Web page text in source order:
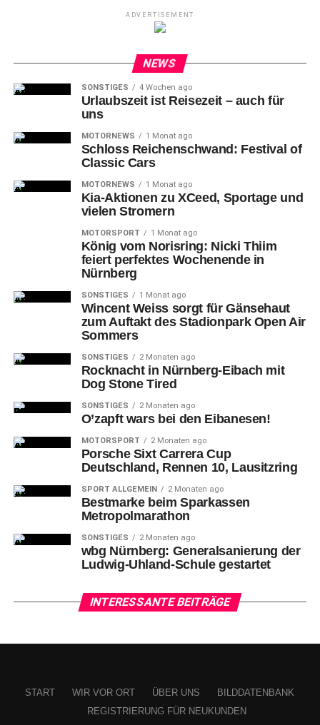
ADVERTISEMENT
NEWS
SONSTIGES 4 Wochen ago
Urlaubszeit ist Reisezeit – auch für
uns
MOTORNEWS 1 Monat ago
Schloss Reichenschwand: Festival of
Classic Cars
MOTORNEWS 1 Monat ago
Kia-Aktionen zu XCeed, Sportage und
vielen Stromern
MOTORSPORT 1 Monat ago
König vom Norisring: Nicki Thiim
feiert perfektes Wochenende in
Nürnberg
SONSTIGES 1 Monat ago
Wincent Weiss sorgt für Gänsehaut
zum Auftakt des Stadionpark Open Air
Sommers
SONSTIGES 2 Monaten ago
Rocknacht in Nürnberg-Eibach mit
Dog Stone Tired
SONSTIGES 2 Monaten ago
O’zapft wars bei den Eibanesen!
MOTORSPORT 2 Monaten ago
Porsche Sixt Carrera Cup
Deutschland, Rennen 10, Lausitzring
SPORT ALLGEMEIN 2 Monaten ago
Bestmarke beim Sparkassen
Metropolmarathon
SONSTIGES 2 Monaten ago
wbg Nürnberg: Generalsanierung der
Ludwig-Uhland-Schule gestartet
INTERESSANTE BEITRÄGE
START WIR VOR ORT ÜBER UNS
BILDDATENBANK
REGISTRIERUNG FÜR NEUKUNDEN